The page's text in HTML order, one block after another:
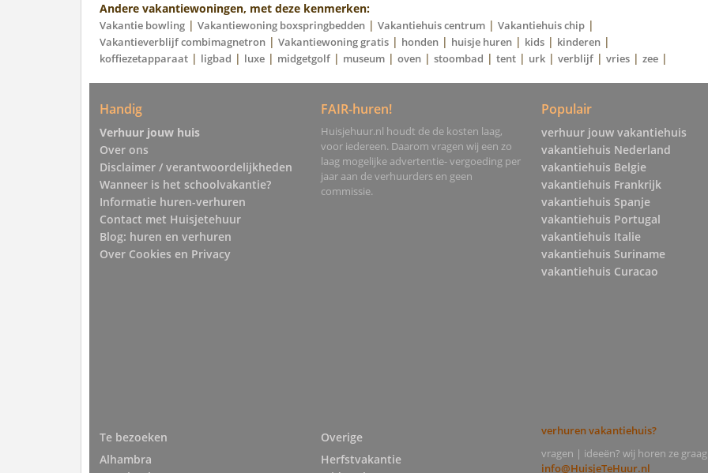
Andere vakantiewoningen, met deze kenmerken:
Vakantie bowling | Vakantiewoning boxspringbedden | Vakantiehuis centrum | Vakantiehuis chip |
Vakantieverblijf combimagnetron | Vakantiewoning gratis | honden | huisje huren | kids | kinderen |
koffiezetapparaat | ligbad | luxe | midgetgolf | museum | oven | stoombad | tent | urk | verblijf | vries | zee |
Handig
Verhuur jouw huis
Over ons
Disclaimer / verantwoordelijkheden
Wanneer is het schoolvakantie?
Informatie huren-verhuren
Contact met Huisjetehuur
Blog: huren en verhuren
Over Cookies en Privacy
FAIR-huren!
Huisjehuur.nl houdt de de kosten laag,
voor iedereen. Daarom vragen wij een zo
laag mogelijke advertentie- vergoeding per
jaar aan de verhuurders en geen
commissie.
Populair
verhuur jouw vakantiehuis
vakantiehuis Nederland
vakantiehuis Belgie
vakantiehuis Frankrijk
vakantiehuis Spanje
vakantiehuis Portugal
vakantiehuis Italie
vakantiehuis Suriname
vakantiehuis Curacao
Te bezoeken
Alhambra
Overige
Herfstvakantie
verhuren vakantiehuis?
vragen | ideeën? wij horen ze graag
info@HuisjeTeHuur.nl